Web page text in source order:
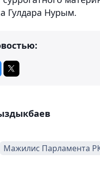
Гулдара Нурым.
Мажилис Парламента